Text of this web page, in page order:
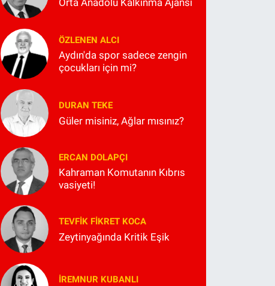
ÖZLENEN ALCI
Aydın'da spor sadece zengin
çocukları için mi?
DURAN TEKE
Güler misiniz, Ağlar mısınız?
ERCAN DOLAPÇI
Kahraman Komutanın Kıbrıs
vasiyeti!
TEVFIK FIKRET KOCA
Zeytinyağında Kritik Eşik
İREMNUR KUBANLI